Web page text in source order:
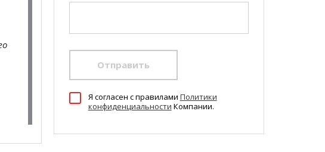
Отправить
Я согласен c правилами Политики
конфиденциальности Компании.